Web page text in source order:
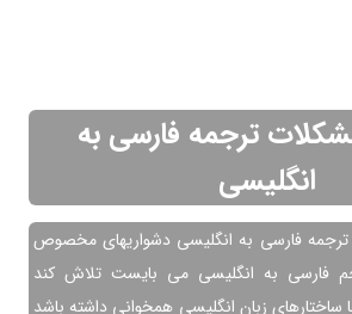
ترجمه فارسی به
انگلیسی
ترجمه فارسی به انگلیسی دشواری­های مخصوص
فارسی به انگلیسی می­ بایست تلاش کند
زبان انگلیسی همخوانی داشته باشد